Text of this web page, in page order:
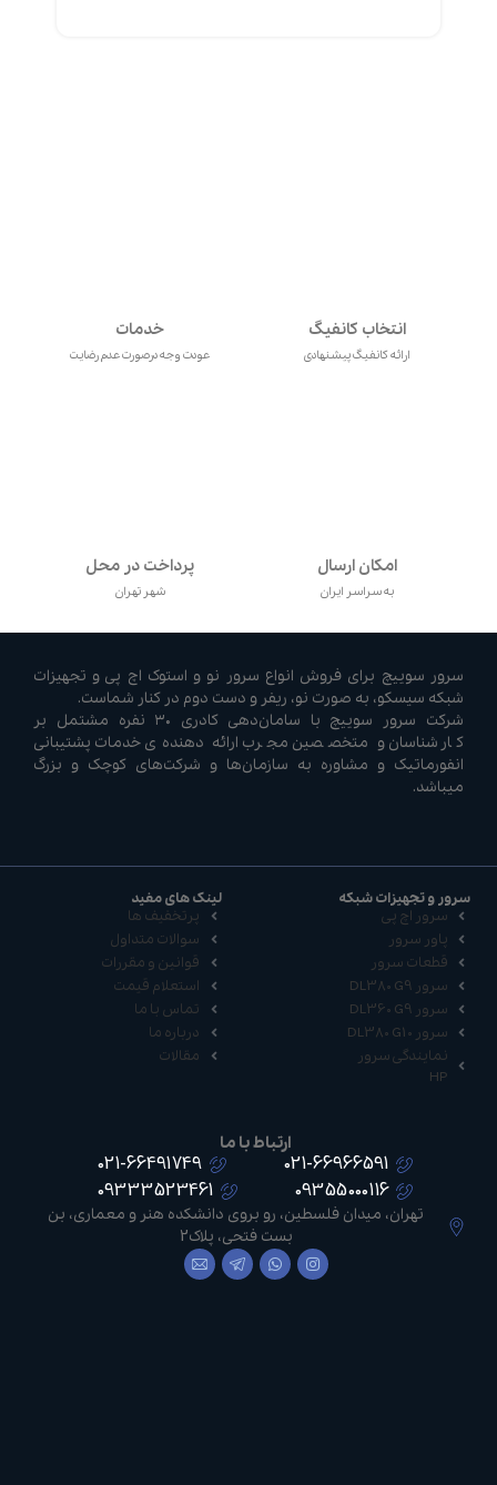
انتخاب کانفیگ
ارائه کانفیگ پیشنهادی
خدمات
عودت وجه درصورت عدم رضایت
امکان ارسال
به سراسر ایران
پرداخت در محل
شهر تهران
سرور سوییچ برای فروش انواع سرور نو و استوک اچ پی و تجهیزات
شبکه سیسکو، به صورت نو، ریفر و دست دوم در کنار شماست.
شرکت سرور سوییچ با سامان‌دهی کادری ۳۰ نفره مشتمل بر
کارشناسان و متخصصین مجرب ارائه دهنده‌ی خدمات پشتیبانی
انفورماتیک و مشاوره به سازمان‌ها و شرکت‌های کوچک و بزرگ
میباشد.
سرور و تجهیزات شبکه
سرور اچ پی
پاور سرور
قطعات سرور
سرور DL380 G9
سرور DL360 G9
سرور DL380 G10
نمایندگی سرور
HP
لینک های مفید
پرتخفیف ها
سوالات متداول
قوانین و مقررات
استعلام قیمت
تماس با ما
درباره ما
مقالات
ارتباط با ما
021-66966591
021-66491749
09355000116
09333523461
تهران، میدان فلسطین، رو بروی دانشکده هنر و معماری، بن
بست فتحی، پلاک2